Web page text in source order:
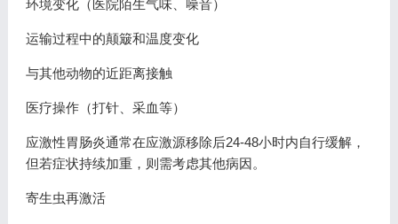
环境变化（医院陌生气味、噪音）
运输过程中的颠簸和温度变化
与其他动物的近距离接触
医疗操作（打针、采血等）
应激性胃肠炎通常在应激源移除后24-48小时内自行缓解，
但若症状持续加重，则需考虑其他病因。
寄生虫再激活